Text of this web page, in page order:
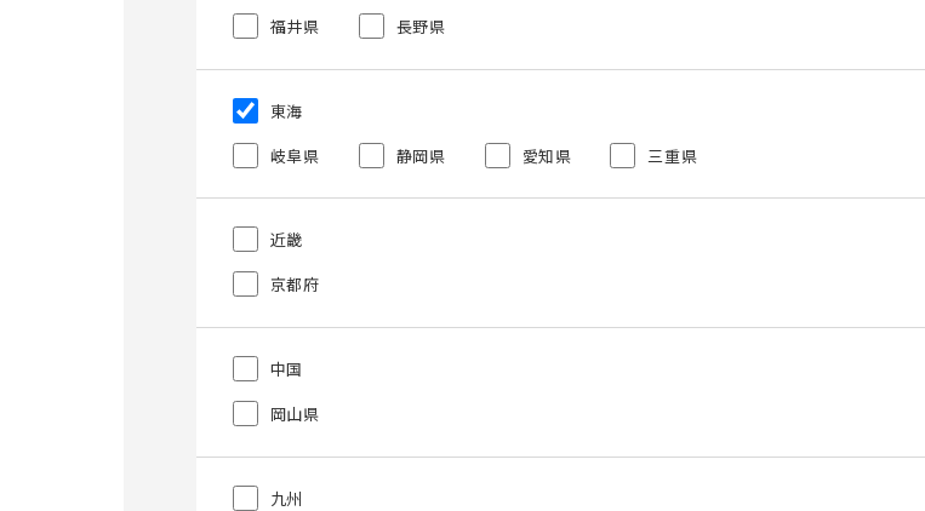
福井県 長野県
東海
岐阜県
静岡県 愛知県 三重県
近畿
京都府
中国
岡山県
九州